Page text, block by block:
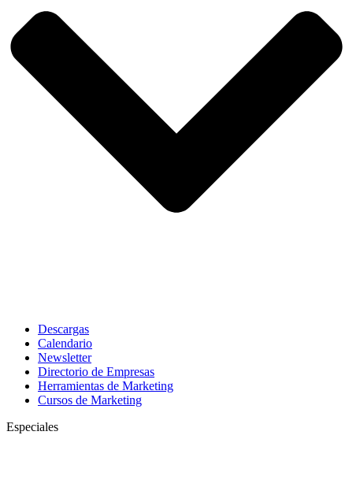
Descargas
Calendario
Newsletter
Directorio de Empresas
Herramientas de Marketing
Cursos de Marketing
Especiales